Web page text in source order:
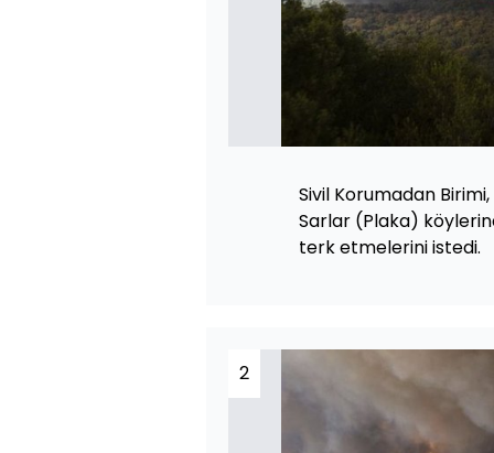
Sivil Korumadan
Sarlar (Plaka)
terk etmelerini istedi.
2